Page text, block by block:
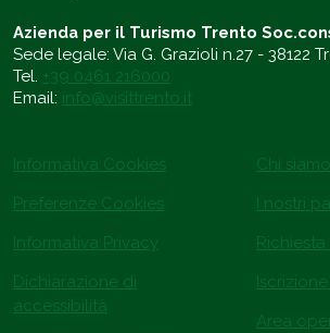
Azienda per il Turismo Trento
Sede legale: Via G. Grazioli n.27 - 38122
Tel. +39 0461 216000
Email: info@visittrento.it
Informativa Cookies
Preferenze Cookies
Informativa Privacy
Dichiarazione di
accessibilità
Chi siamo
I nostri
Area